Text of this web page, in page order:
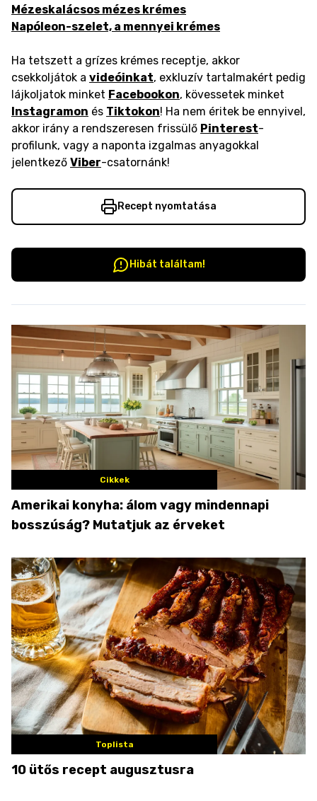
Mézeskalácsos mézes krémes
Napóleon-szelet, a mennyei krémes
Ha tetszett a grízes krémes receptje, akkor
csekkoljátok a videóinkat, exkluzív tartalmakért pedig
lájkoljatok minket Facebookon, kövessetek minket
Instagramon és Tiktokon! Ha nem éritek be ennyivel,
akkor irány a rendszeresen frissülő Pinterest-
profilunk, vagy a naponta izgalmas anyagokkal
jelentkező Viber-csatornánk!
Recept nyomtatása
Hibát találtam!
Cikkek
Amerikai konyha: álom vagy mindennapi
bosszúság? Mutatjuk az érveket
Toplista
10 ütős recept augusztusra